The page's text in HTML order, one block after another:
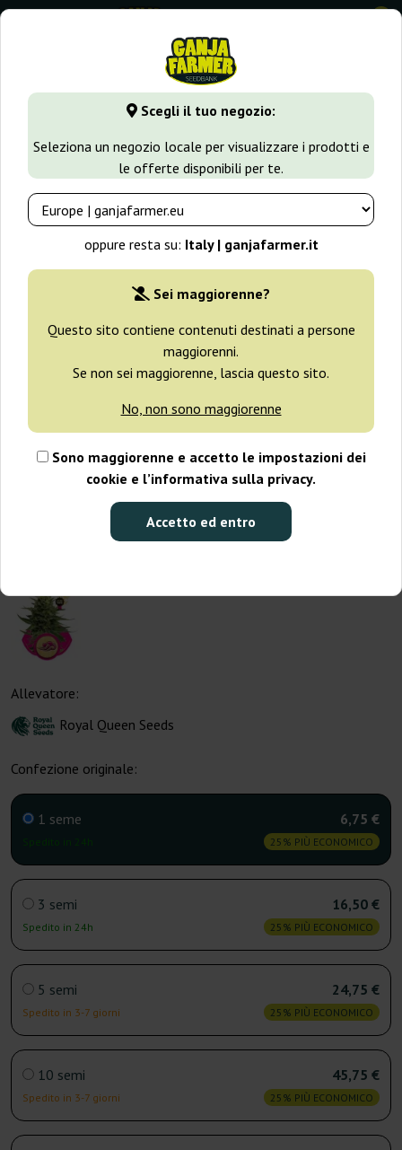
Scegli il tuo negozio:
Seleziona un negozio locale per visualizzare i prodotti e
le offerte disponibili per te.
oppure resta su: Italy | ganjafarmer.it
Sei maggiorenne?
Questo sito contiene contenuti destinati a persone
maggiorenni.
Se non sei maggiorenne, lascia questo sito.
No, non sono maggiorenne
Sono maggiorenne e accetto le impostazioni dei
cookie e l’informativa sulla privacy.
Accetto ed entro
0
GanjaFarmer.it Tipi di Semi Semi Indica Blue Mystic
-25%
+ omaggi
Allevatore:
Royal Queen Seeds
Confezione originale:
1 seme 6,75 €
25% PIÙ ECONOMICO
3 semi
Spedito in 24h
16,50 €
25% PIÙ ECONOMICO
5 semi
Spedito in 3-7 giorni
24,75 €
25% PIÙ ECONOMICO
10 semi
Spedito in 3-7 giorni
45,75 €
25% PIÙ ECONOMICO